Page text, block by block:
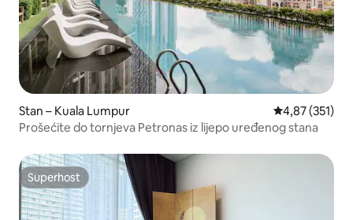
Stan – Kuala Lumpur Prosječna
4,87 (351)
Prošećite do tornjeva Petronas iz lijepo uređenog stana
Superhost
Superhost